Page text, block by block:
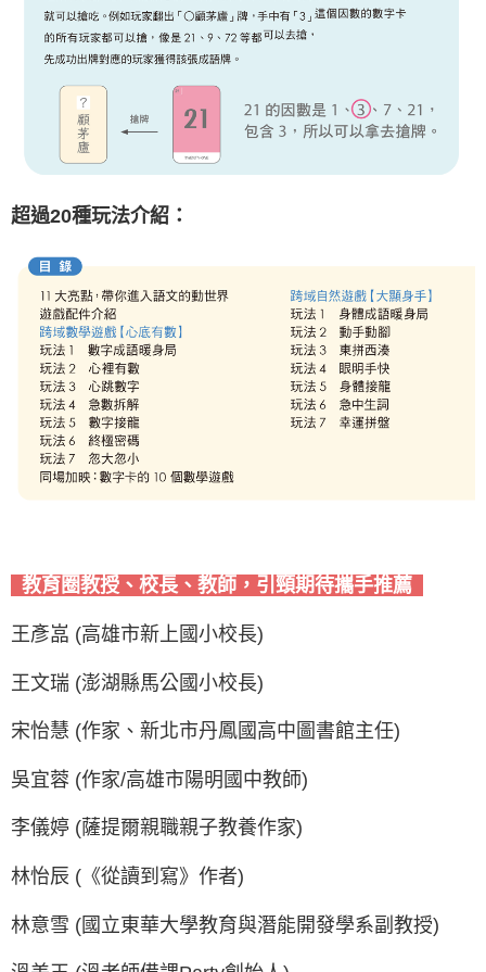
超過20種玩法介紹：
教育圈教授、校長、教師，引頸期待攜手推薦
王彥嵓 (高雄市新上國小校長)
王文瑞 (澎湖縣馬公國小校長)
宋怡慧 (作家、新北市丹鳳國高中圖書館主任)
吳宜蓉 (作家/高雄市陽明國中教師)
李儀婷 (薩提爾親職親子教養作家)
林怡辰 (《從讀到寫》作者)
林意雪 (國立東華大學教育與潛能開發學系副教授)